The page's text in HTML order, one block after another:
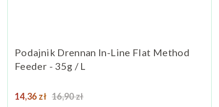
Podajnik Drennan In-Line Flat Method
Feeder - 35g / L
Cena
14,36 zł Cena podstawowa
16,90 zł